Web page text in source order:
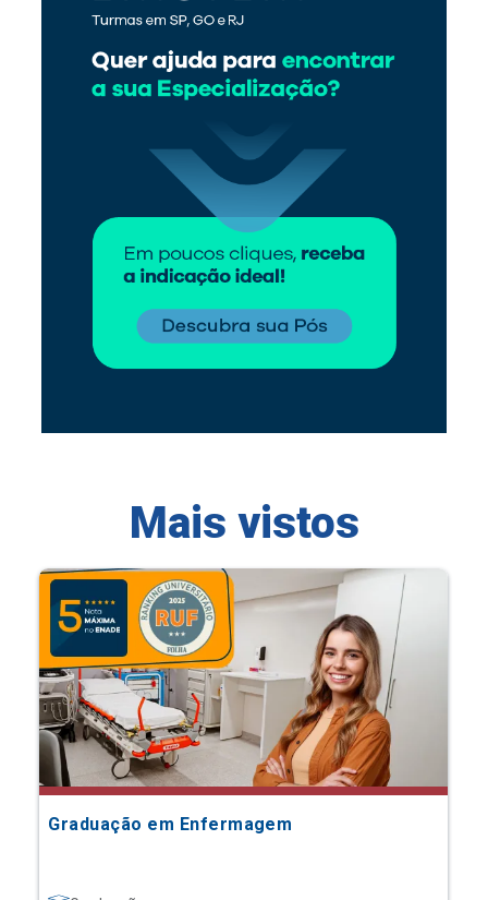
Mais vistos
Graduação em Enfermagem